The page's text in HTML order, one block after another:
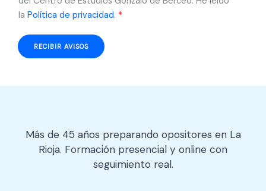
o
e
e
r
e
d
o
G
la Política de privacidad. *
RECIBIR AVISOS
Más de 45 años preparando opositores en La
Rioja. Formación presencial y online con
seguimiento real.